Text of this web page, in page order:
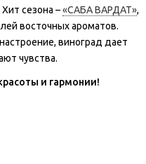
сезона –«САБА ВАРДАТ»,
восточных ароматов.
виноград дает
чувства.
и гармонии!